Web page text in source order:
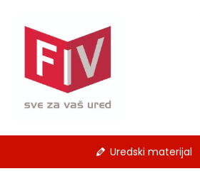
Uredski materijal